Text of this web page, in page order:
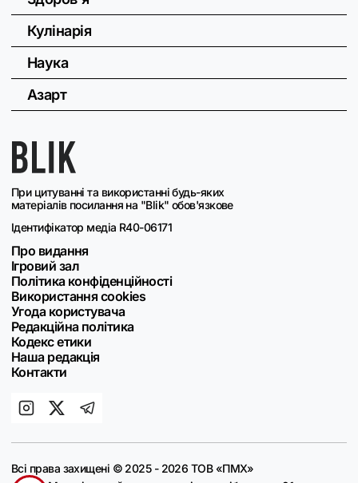
При цитуванні та використанні будь-яких
матеріалів посилання на "Blik" обов'язкове
Ідентифікатор медіа R40-06171
Про видання
Ігровий зал
Політика конфіденційності
Використання cookies
Угода користувача
Редакційна політика
Кодекс етики
Наша редакція
Контакти
Кулінарія
Наука
Азарт
Всі права захищені © 2025 - 2026 ТОВ «ПМХ»